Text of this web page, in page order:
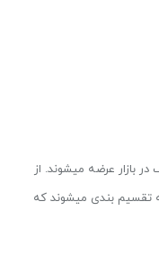
بازار عرضه میشوند. از
متری این محصولات به ۵ دسته تقسیم بندی میشوند که